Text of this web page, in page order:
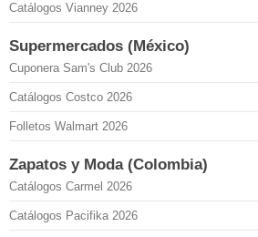
Catálogos Vianney 2026
Supermercados (México)
Cuponera Sam's Club 2026
Catálogos Costco 2026
Folletos Walmart 2026
Zapatos y Moda (Colombia)
Catálogos Carmel 2026
Catálogos Pacifika 2026